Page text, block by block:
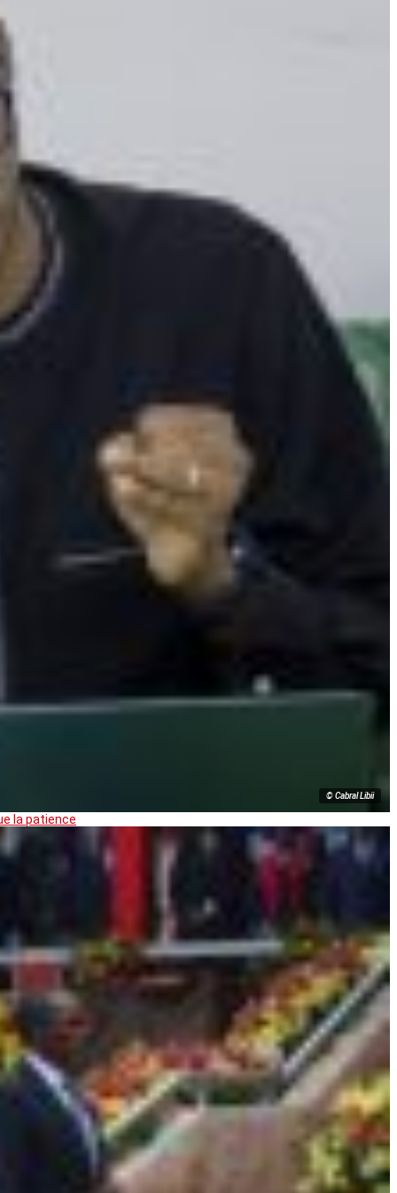
© Cabral Libii
la patience